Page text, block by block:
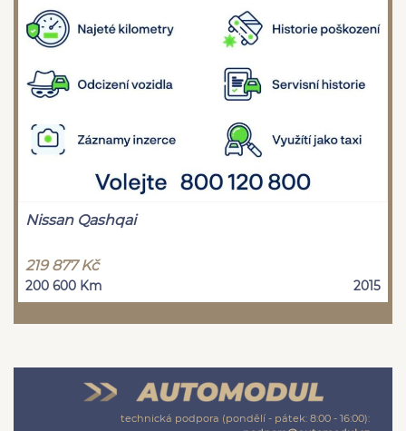
Nissan Qashqai
219 877 Kč
200 600 Km 2015
technická podpora (pondělí - pátek: 8:00 - 16:00):